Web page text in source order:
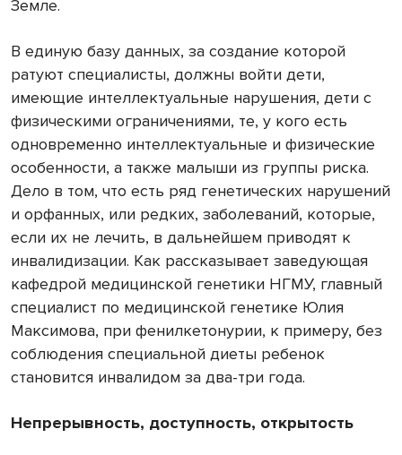
Земле.
В единую базу данных, за создание которой
ратуют специалисты, должны войти дети,
имеющие интеллектуальные нарушения, дети с
физическими ограничениями, те, у кого есть
одновременно интеллектуальные и физические
особенности, а также малыши из группы риска.
Дело в том, что есть ряд генетических нарушений
и орфанных, или редких, заболеваний, которые,
если их не лечить, в дальнейшем приводят к
инвалидизации. Как рассказывает заведующая
кафедрой медицинской генетики НГМУ, главный
специалист по медицинской генетике Юлия
Максимова, при фенилкетонурии, к примеру, без
соблюдения специальной диеты ребенок
становится инвалидом за два-три года.
Непрерывность, доступность, открытость